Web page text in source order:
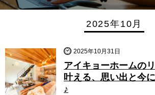
2025年10月
2025年10月31日
アイキョーホームの
叶える、思い出と今
♪